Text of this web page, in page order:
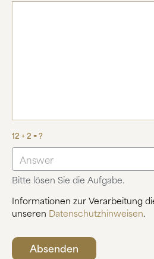
12 + 2 = ?
Bitte lösen Sie die Aufgabe.
Informationen zur Verarbeitung
unseren Datenschutzhinweisen.